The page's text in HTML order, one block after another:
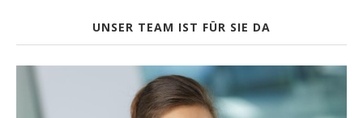
UNSER TEAM IST FÜR SIE DA